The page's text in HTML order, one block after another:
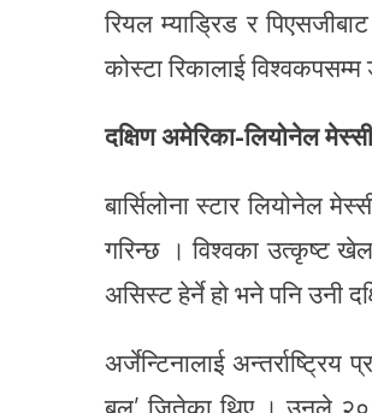
रियल म्याड्रिड र
कोस्टा रिकालाई
दक्षिण अमेरिका-लियोनेल
बार्सिलोना स्टार लियोनेल
गरिन्छ । विश्वका उत्कृष्ट
असिस्ट हेर्ने हो भने पनि उनी
अर्जेन्टिनालाई